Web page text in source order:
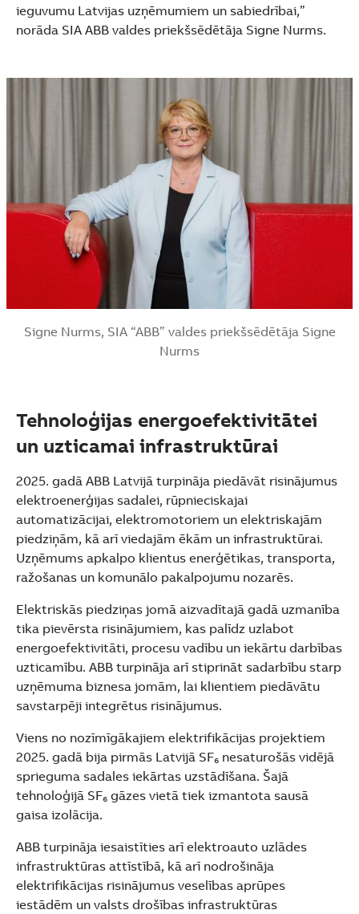
ieguvumu Latvijas uzņēmumiem un sabiedrībai,”
norāda SIA ABB valdes priekšsēdētāja Signe Nurms.
Signe Nurms, SIA “ABB” valdes priekšsēdētāja Signe
Nurms
Tehnoloģijas energoefektivitātei
un uzticamai infrastruktūrai
2025. gadā ABB Latvijā turpināja piedāvāt risinājumus
elektroenerģijas sadalei, rūpnieciskajai
automatizācijai, elektromotoriem un elektriskajām
piedziņām, kā arī viedajām ēkām un infrastruktūrai.
Uzņēmums apkalpo klientus enerģētikas, transporta,
ražošanas un komunālo pakalpojumu nozarēs.
Elektriskās piedziņas jomā aizvadītajā gadā uzmanība
tika pievērsta risinājumiem, kas palīdz uzlabot
energoefektivitāti, procesu vadību un iekārtu darbības
uzticamību. ABB turpināja arī stiprināt sadarbību starp
uzņēmuma biznesa jomām, lai klientiem piedāvātu
savstarpēji integrētus risinājumus.
Viens no nozīmīgākajiem elektrifikācijas projektiem
2025. gadā bija pirmās Latvijā SF₆ nesaturošās vidējā
sprieguma sadales iekārtas uzstādīšana. Šajā
tehnoloģijā SF₆ gāzes vietā tiek izmantota sausā
gaisa izolācija.
ABB turpināja iesaistīties arī elektroauto uzlādes
infrastruktūras attīstībā, kā arī nodrošināja
elektrifikācijas risinājumus veselības aprūpes
iestādēm un valsts drošības infrastruktūras